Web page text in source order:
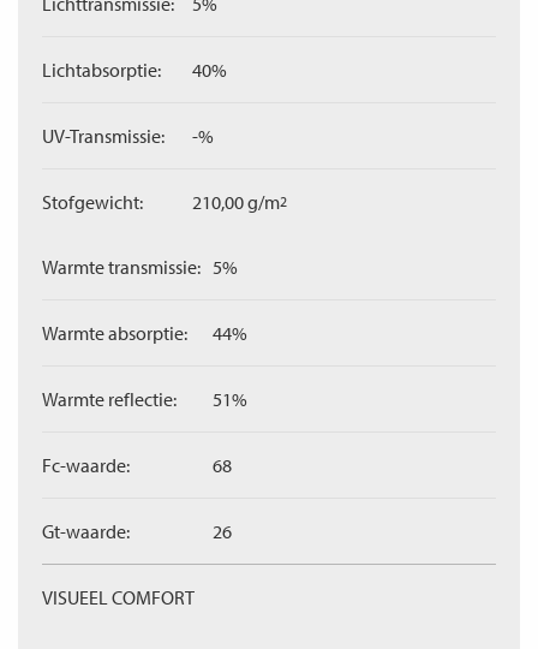
Lichtabsorptie: 40%
UV-Transmissie: -%
Stofgewicht: 210,00 g/m2
Warmte transmissie: 5%
Warmte absorptie: 44%
Warmte reflectie: 51%
Fc-waarde: 68
Gt-waarde: 26
VISUEEL COMFORT